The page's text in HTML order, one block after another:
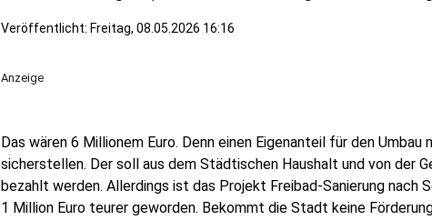
Veröffentlicht: Freitag, 08.05.2026 16:16
Anzeige
Das wären 6 Millionem Euro. Denn einen Eigenanteil für den
sicherstellen. Der soll aus dem Städtischen Haushalt und von der
bezahlt werden. Allerdings ist das Projekt Freibad-Sanierung nach
1 Million Euro teurer geworden. Bekommt die Stadt keine